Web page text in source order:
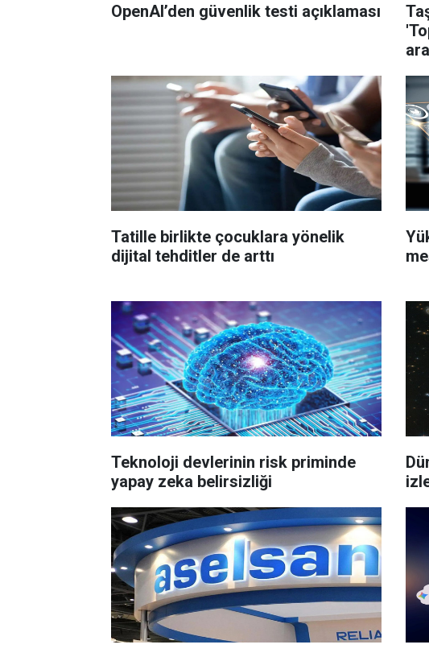
OpenAI’den güvenlik testi açıklaması
Tatille birlikte çocuklara yönelik
dijital tehditler de arttı
Teknoloji devlerinin risk priminde
yapay zeka belirsizliği